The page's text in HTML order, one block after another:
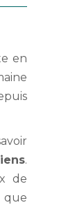
en
.
de
que